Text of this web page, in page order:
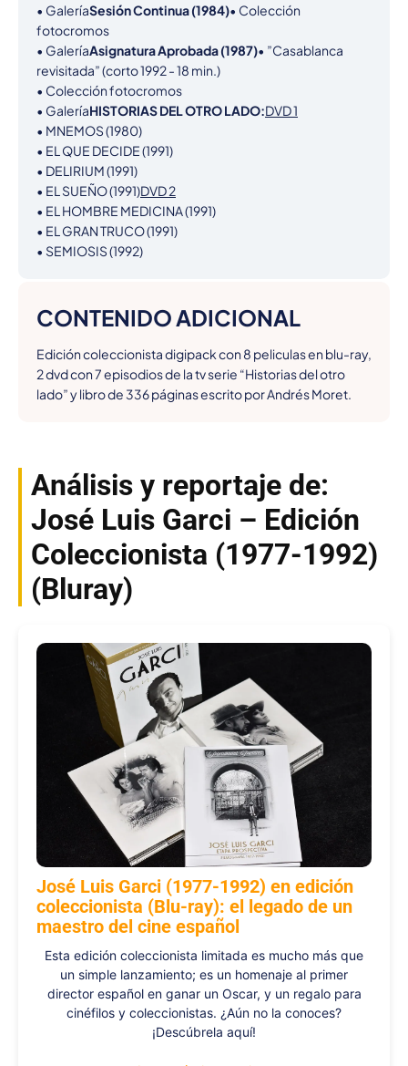
• GaleríaSesión Continua (1984)• Colección
fotocromos
• GaleríaAsignatura Aprobada (1987)• ”Casablanca
revisitada” (corto 1992 - 18 min.)
• Colección fotocromos
• GaleríaHISTORIAS DEL OTRO LADO:DVD 1
• MNEMOS (1980)
• EL QUE DECIDE (1991)
• DELIRIUM (1991)
• EL SUEÑO (1991)DVD 2
• EL HOMBRE MEDICINA (1991)
• EL GRAN TRUCO (1991)
• SEMIOSIS (1992)
CONTENIDO ADICIONAL
Edición coleccionista digipack con 8 peliculas en blu-ray,
2 dvd con 7 episodios de la tv serie “Historias del otro
lado” y libro de 336 páginas escrito por Andrés Moret.
Análisis y reportaje de:
José Luis Garci – Edición
Coleccionista (1977-1992)
(Bluray)
José Luis Garci (1977-1992) en edición
coleccionista (Blu-ray): el legado de un
maestro del cine español
Esta edición coleccionista limitada es mucho más que
un simple lanzamiento; es un homenaje al primer
director español en ganar un Oscar, y un regalo para
cinéfilos y coleccionistas. ¿Aún no la conoces?
¡Descúbrela aquí!